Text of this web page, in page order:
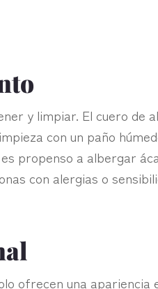
y limpiar. El cuero de
con un paño
propenso a albergar
con alergias o
ofrecen una apariencia